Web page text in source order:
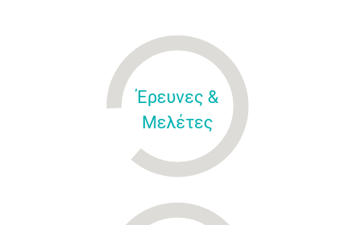
Έρευνες &
Μελέτες